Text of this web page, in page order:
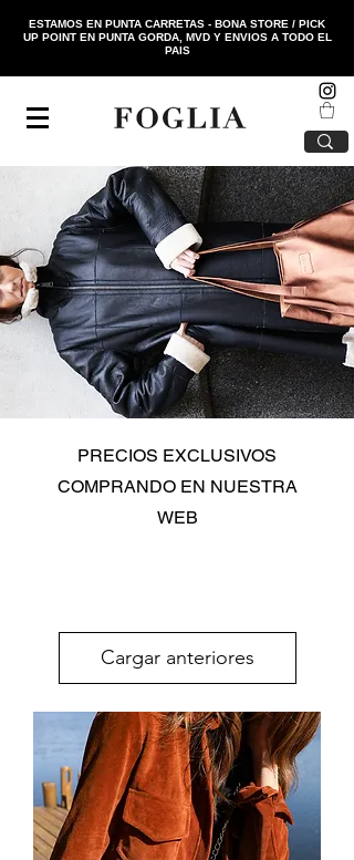
ESTAMOS EN PUNTA CARRETAS - BONA STORE / PICK
UP POINT EN PUNTA GORDA, MVD Y ENVIOS A TODO EL
PAIS
PRECIOS EXCLUSIVOS
COMPRANDO EN NUESTRA
WEB
Cargar anteriores